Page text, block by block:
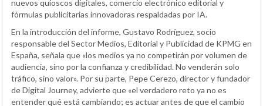
nuevos quioscos digitales, comercio electrónico editorial y
fórmulas publicitarias innovadoras respaldadas por IA.
En la introducción del informe, Gustavo Rodríguez, socio
responsable del Sector Medios, Editorial y Publicidad de KPMG en
España, señala que «los medios ya no competirán por volumen de
audiencia, sino por la confianza y credibilidad. No venderán solo
tráfico, sino valor». Por su parte, Pepe Cerezo, director y fundador
de Digital Journey, advierte que «el verdadero reto ya no es
entender qué está cambiando; es actuar antes de que el cambio